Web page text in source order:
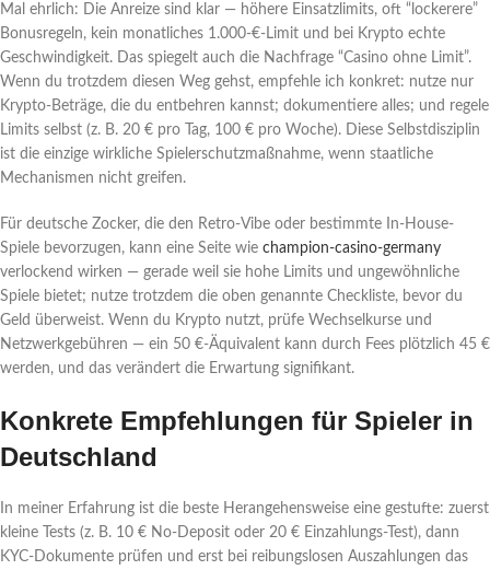
Mal ehrlich: Die Anreize sind klar — höhere Einsatzlimits, oft “lockerere”
Bonusregeln, kein monatliches 1.000‑€-Limit und bei Krypto echte
Geschwindigkeit. Das spiegelt auch die Nachfrage “Casino ohne Limit”.
Wenn du trotzdem diesen Weg gehst, empfehle ich konkret: nutze nur
Krypto‑Beträge, die du entbehren kannst; dokumentiere alles; und regele
Limits selbst (z. B. 20 € pro Tag, 100 € pro Woche). Diese Selbstdisziplin
ist die einzige wirkliche Spielerschutzmaßnahme, wenn staatliche
Mechanismen nicht greifen.
Für deutsche Zocker, die den Retro-Vibe oder bestimmte In‑House-
Spiele bevorzugen, kann eine Seite wie champion-casino-germany
verlockend wirken — gerade weil sie hohe Limits und ungewöhnliche
Spiele bietet; nutze trotzdem die oben genannte Checkliste, bevor du
Geld überweist. Wenn du Krypto nutzt, prüfe Wechselkurse und
Netzwerkgebühren — ein 50 €-Äquivalent kann durch Fees plötzlich 45 €
werden, und das verändert die Erwartung signifikant.
Konkrete Empfehlungen für Spieler in
Deutschland
In meiner Erfahrung ist die beste Herangehensweise eine gestufte: zuerst
kleine Tests (z. B. 10 € No-Deposit oder 20 € Einzahlungs-Test), dann
KYC‑Dokumente prüfen und erst bei reibungslosen Auszahlungen das